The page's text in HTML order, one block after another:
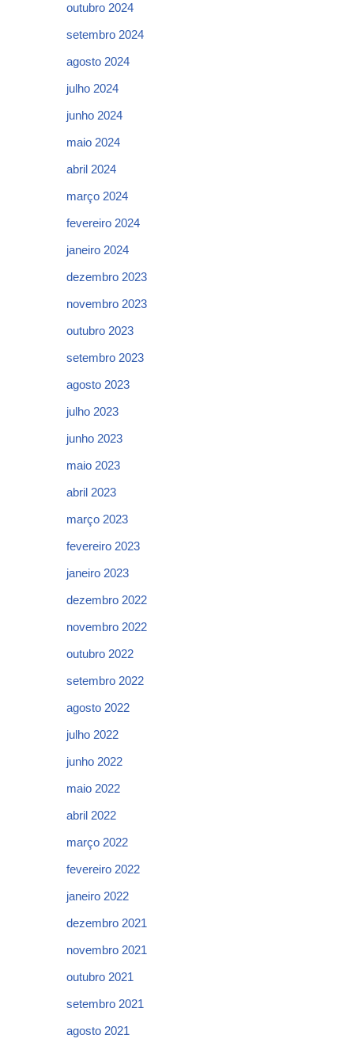
outubro 2024
setembro 2024
agosto 2024
julho 2024
junho 2024
maio 2024
abril 2024
março 2024
fevereiro 2024
janeiro 2024
dezembro 2023
novembro 2023
outubro 2023
setembro 2023
agosto 2023
julho 2023
junho 2023
maio 2023
abril 2023
março 2023
fevereiro 2023
janeiro 2023
dezembro 2022
novembro 2022
outubro 2022
setembro 2022
agosto 2022
julho 2022
junho 2022
maio 2022
abril 2022
março 2022
fevereiro 2022
janeiro 2022
dezembro 2021
novembro 2021
outubro 2021
setembro 2021
agosto 2021